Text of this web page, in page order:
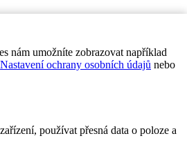
nám umožníte zobrazovat například
Nastavení ochrany osobních údajů nebo
používat přesná data o poloze a